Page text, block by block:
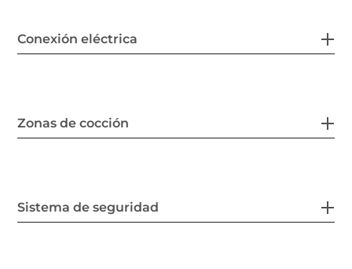
Conexión eléctrica
Zonas de cocción
Sistema de seguridad